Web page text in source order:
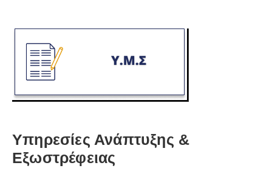
Υπηρεσίες Ανάπτυξης &
Εξωστρέφειας